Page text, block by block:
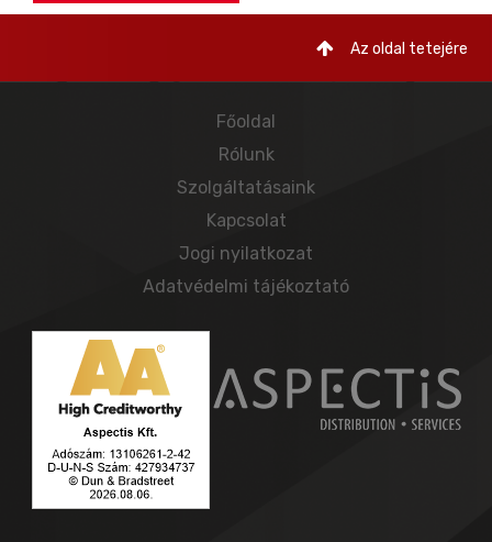
Az oldal tetejére
Főoldal
Rólunk
Szolgáltatásaink
Kapcsolat
Jogi nyilatkozat
Adatvédelmi tájékoztató